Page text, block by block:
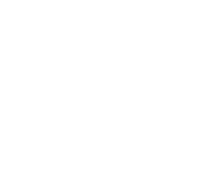
5 von 5 Sternen